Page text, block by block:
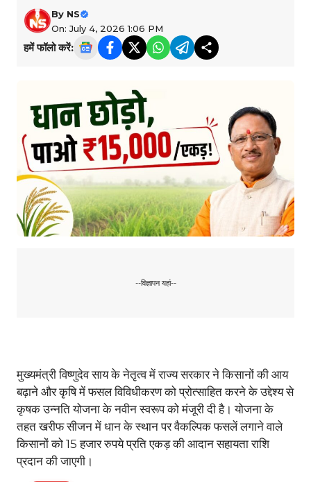
By NS
On: July 4, 2026 1:06 PM
हमें फॉलो करें:
--विज्ञापन यहां--
मुख्यमंत्री विष्णुदेव साय के नेतृत्व में राज्य सरकार ने किसानों की आय
बढ़ाने और कृषि में फसल विविधीकरण को प्रोत्साहित करने के उद्देश्य से
कृषक उन्नति योजना के नवीन स्वरूप को मंजूरी दी है। योजना के
तहत खरीफ सीजन में धान के स्थान पर वैकल्पिक फसलें लगाने वाले
किसानों को 15 हजार रुपये प्रति एकड़ की आदान सहायता राशि
प्रदान की जाएगी।